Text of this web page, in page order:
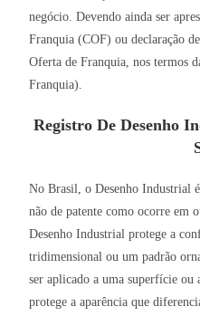
negócio. Devendo ainda ser
Franquia (COF) ou declaração
Oferta de Franquia, nos termos
Franquia).
Registro De Desenho
No Brasil, o Desenho Industrial
não de patente como ocorre em
Desenho Industrial protege a
tridimensional ou um padrão
ser aplicado a uma superfície
protege a aparência que